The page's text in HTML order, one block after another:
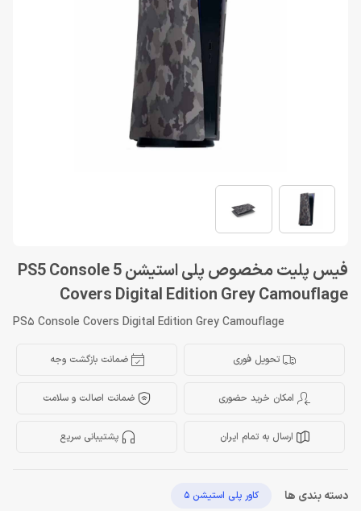
فیس پلیت مخصوص پلی استیشن 5 PS5 Console
Covers Digital Edition Grey Camouflage
PS5 Console Covers Digital Edition Grey Camouflage
تحویل فوری ضمانت بازگشت وجه
امکان خرید حضوری ضمانت اصالت و سلامت
ارسال به تمام ایران پشتیبانی سریع
دسته بندی ها کاور پلی استیشن 5